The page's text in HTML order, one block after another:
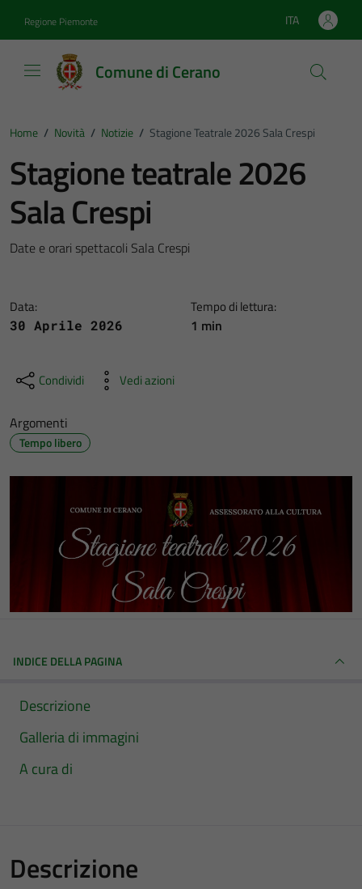
Regione Piemonte Lingua attiva:
ITA
Comune di Cerano
Home / Novità / Notizie / Stagione Teatrale 2026 Sala Crespi
Stagione teatrale 2026
Sala Crespi
Date e orari spettacoli Sala Crespi
Data:
30 Aprile 2026
Tempo di lettura:
1 min
Condividi Vedi azioni
Argomenti
Tempo libero
INDICE DELLA PAGINA
Descrizione
Galleria di immagini
A cura di
Descrizione